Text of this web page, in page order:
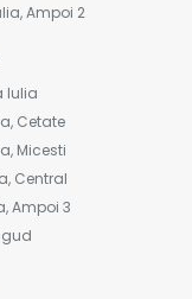
Ampoi 2
Iulia
Cetate
Micesti
Central
Ampoi 3